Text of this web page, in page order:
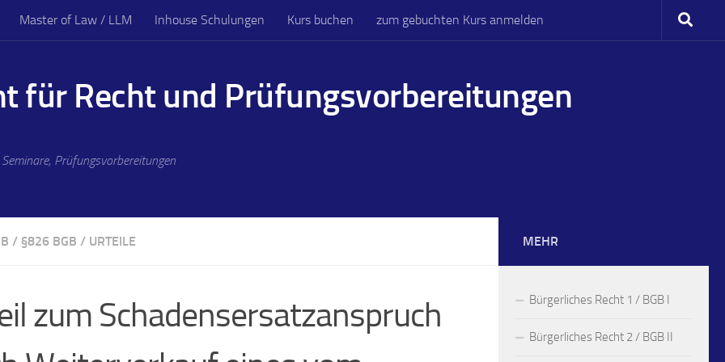
Master of Law / LLM Inhouse Schulungen Kurs buchen zum gebuchten Kurs anmelden
für Recht und Prüfungsvorbereitungen
Prüfungsvorbereitungen
/ §826 BGB / URTEILE
zum Schadensersatzanspruch
MEHR
Bürgerliches Recht 1 / BGB I
Bürgerliches Recht 2 / BGB II